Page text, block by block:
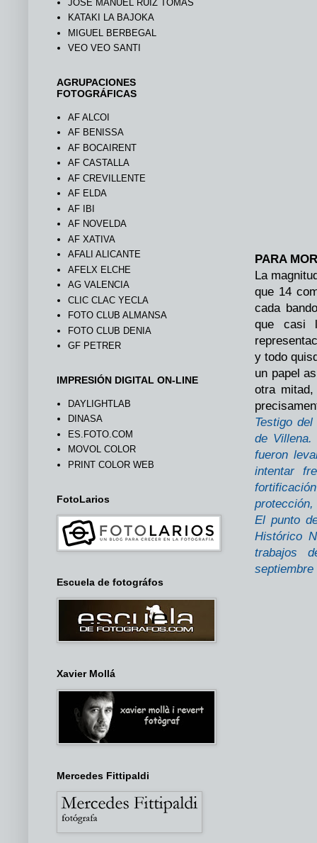
PARA
La
que 14
cada
que casi
y todo
un papel
otra
Testigo
de
fueron
intentar
El punto
Histórico
trabajos
septiembre
JOSÉ MANUEL RUIZ TOMÁS
KATAKI LA BAJOKA
MIGUEL BERBEGAL
VEO VEO SANTI
AGRUPACIONES
FOTOGRÁFICAS
AF ALCOI
AF BENISSA
AF BOCAIRENT
AF CASTALLA
AF CREVILLENTE
AF ELDA
AF IBI
AF NOVELDA
AF XATIVA
AFALI ALICANTE
AFELX ELCHE
AG VALENCIA
CLIC CLAC YECLA
FOTO CLUB ALMANSA
FOTO CLUB DENIA
GF PETRER
IMPRESIÓN DIGITAL ON-LINE
DAYLIGHTLAB
DINASA
ES.FOTO.COM
MOVOL COLOR
PRINT COLOR WEB
FotoLarios
Escuela de fotográfos
Xavier Mollá
Mercedes Fittipaldi